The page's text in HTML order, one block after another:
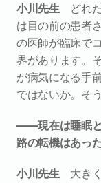
小川先生 どれ
は目の前の患者
の医師が臨床で
界があります。
が病気になる手
ではないか。そ
――現在は睡眠と
路の転機はあっ
小川先生 大き